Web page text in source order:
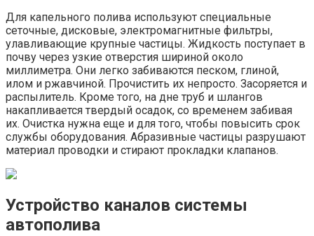
Для капельного полива используют специальные
сеточные, дисковые, электромагнитные фильтры,
улавливающие крупные частицы. Жидкость поступает в
почву через узкие отверстия шириной около
миллиметра. Они легко забиваются песком, глиной,
илом и ржавчиной. Прочистить их непросто. Засоряется и
распылитель. Кроме того, на дне труб и шлангов
накапливается твердый осадок, со временем забивая
их. Очистка нужна еще и для того, чтобы повысить срок
службы оборудования. Абразивные частицы разрушают
материал проводки и стирают прокладки клапанов.
Устройство каналов системы
автополива